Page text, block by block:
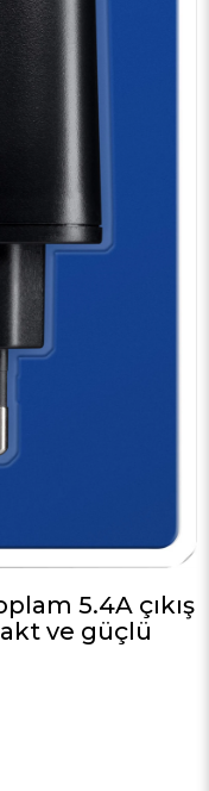
5.4A çıkış
ve güçlü